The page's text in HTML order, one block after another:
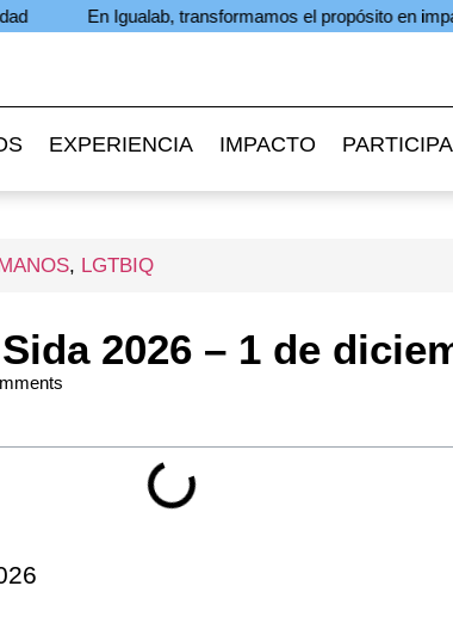
Igualab, transformamos el propósito en impacto
EXPERIENCIA IMPACTO
, LGTBIQ
2026 – 1 de